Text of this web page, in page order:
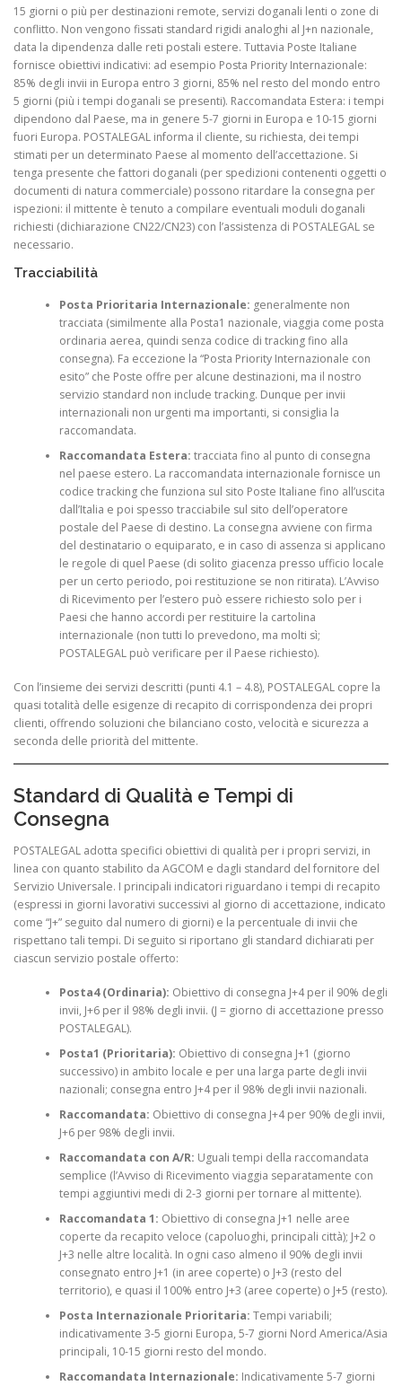
15 giorni o più per destinazioni remote, servizi doganali lenti o zone di
conflitto. Non vengono fissati standard rigidi analoghi al J+n nazionale,
data la dipendenza dalle reti postali estere. Tuttavia Poste Italiane
fornisce obiettivi indicativi: ad esempio Posta Priority Internazionale:
85% degli invii in Europa entro 3 giorni, 85% nel resto del mondo entro
5 giorni (più i tempi doganali se presenti). Raccomandata Estera: i tempi
dipendono dal Paese, ma in genere 5-7 giorni in Europa e 10-15 giorni
fuori Europa. POSTALEGAL informa il cliente, su richiesta, dei tempi
stimati per un determinato Paese al momento dell’accettazione. Si
tenga presente che fattori doganali (per spedizioni contenenti oggetti o
documenti di natura commerciale) possono ritardare la consegna per
ispezioni: il mittente è tenuto a compilare eventuali moduli doganali
richiesti (dichiarazione CN22/CN23) con l’assistenza di POSTALEGAL se
necessario.
Tracciabilità
Posta Prioritaria Internazionale: generalmente non
tracciata (similmente alla Posta1 nazionale, viaggia come posta
ordinaria aerea, quindi senza codice di tracking fino alla
consegna). Fa eccezione la “Posta Priority Internazionale con
esito” che Poste offre per alcune destinazioni, ma il nostro
servizio standard non include tracking. Dunque per invii
internazionali non urgenti ma importanti, si consiglia la
raccomandata.
Raccomandata Estera: tracciata fino al punto di consegna
nel paese estero. La raccomandata internazionale fornisce un
codice tracking che funziona sul sito Poste Italiane fino all’uscita
dall’Italia e poi spesso tracciabile sul sito dell’operatore
postale del Paese di destino. La consegna avviene con firma
del destinatario o equiparato, e in caso di assenza si applicano
le regole di quel Paese (di solito giacenza presso ufficio locale
per un certo periodo, poi restituzione se non ritirata). L’Avviso
di Ricevimento per l’estero può essere richiesto solo per i
Paesi che hanno accordi per restituire la cartolina
internazionale (non tutti lo prevedono, ma molti sì;
POSTALEGAL può verificare per il Paese richiesto).
Con l’insieme dei servizi descritti (punti 4.1 – 4.8), POSTALEGAL copre la
quasi totalità delle esigenze di recapito di corrispondenza dei propri
clienti, offrendo soluzioni che bilanciano costo, velocità e sicurezza a
seconda delle priorità del mittente.
Standard di Qualità e Tempi di
Consegna
POSTALEGAL adotta specifici obiettivi di qualità per i propri servizi, in
linea con quanto stabilito da AGCOM e dagli standard del fornitore del
Servizio Universale. I principali indicatori riguardano i tempi di recapito
(espressi in giorni lavorativi successivi al giorno di accettazione, indicato
come “J+” seguito dal numero di giorni) e la percentuale di invii che
rispettano tali tempi. Di seguito si riportano gli standard dichiarati per
ciascun servizio postale offerto:
Posta4 (Ordinaria): Obiettivo di consegna J+4 per il 90% degli
invii, J+6 per il 98% degli invii. (J = giorno di accettazione presso
POSTALEGAL).
Posta1 (Prioritaria): Obiettivo di consegna J+1 (giorno
successivo) in ambito locale e per una larga parte degli invii
nazionali; consegna entro J+4 per il 98% degli invii nazionali.
Raccomandata: Obiettivo di consegna J+4 per 90% degli invii,
J+6 per 98% degli invii.
Raccomandata con A/R: Uguali tempi della raccomandata
semplice (l’Avviso di Ricevimento viaggia separatamente con
tempi aggiuntivi medi di 2-3 giorni per tornare al mittente).
Raccomandata 1: Obiettivo di consegna J+1 nelle aree
coperte da recapito veloce (capoluoghi, principali città); J+2 o
J+3 nelle altre località. In ogni caso almeno il 90% degli invii
consegnato entro J+1 (in aree coperte) o J+3 (resto del
territorio), e quasi il 100% entro J+3 (aree coperte) o J+5 (resto).
Posta Internazionale Prioritaria: Tempi variabili;
indicativamente 3-5 giorni Europa, 5-7 giorni Nord America/Asia
principali, 10-15 giorni resto del mondo.
Raccomandata Internazionale: Indicativamente 5-7 giorni